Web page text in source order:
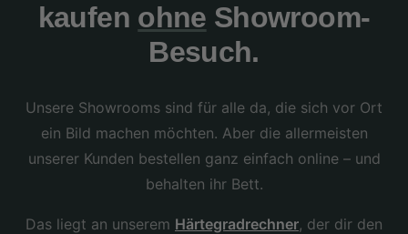
kaufen ohne Showroom-
Besuch.
Unsere Showrooms sind für alle da, die sich vor Ort
ein Bild machen möchten. Aber die allermeisten
unserer Kunden bestellen ganz einfach online – und
behalten ihr Bett.
Das liegt an unserem Härtegradrechner, der dir den